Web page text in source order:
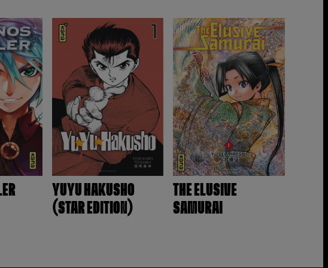
YUYU HAKUSHO
(STAR EDITION)
THE ELUSIVE
SAMURAI